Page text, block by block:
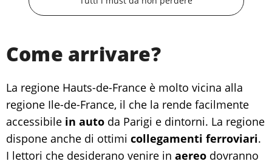
Come arrivare?
La regione Hauts-de-France è molto vicina alla
regione Ile-de-France, il che la rende facilmente
accessibile in auto da Parigi e dintorni. La regione
dispone anche di ottimi collegamenti ferroviari.
I lettori che desiderano venire in aereo dovranno